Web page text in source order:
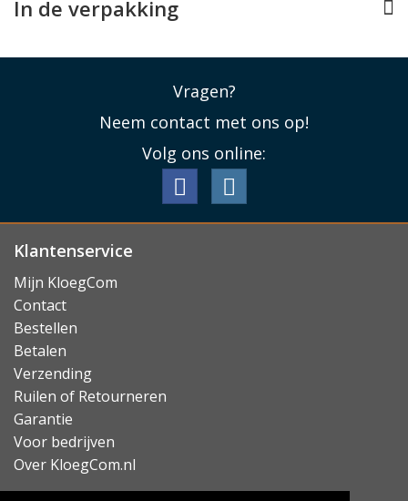
dat het geharde glas extreem krasbestendig is en in
directe impact.
Lees minder
In de verpakking
Vragen?
Neem contact met ons op!
Volg ons online:
Klantenservice
Mijn KloegCom
Contact
Bestellen
Betalen
Verzending
Ruilen of Retourneren
Garantie
Voor bedrijven
Over KloegCom.nl